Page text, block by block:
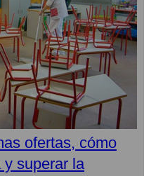
ofertas, cómo
y superar la